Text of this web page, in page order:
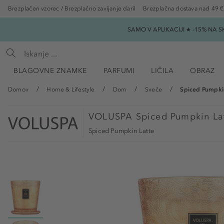
Brezplačen vzorec / Brezplačno zavijanje daril Brezplačna dostava nad 49 €
SAMO V APLIKACIJI ★ -15% NA
BLAGOVNE ZNAMKE PARFUMI LIČILA OBRAZ
Domov Home & Lifestyle Dom Sveče Spiced
VOLUSPA Spiced Pumpkin
Spiced Pumpkin Latte